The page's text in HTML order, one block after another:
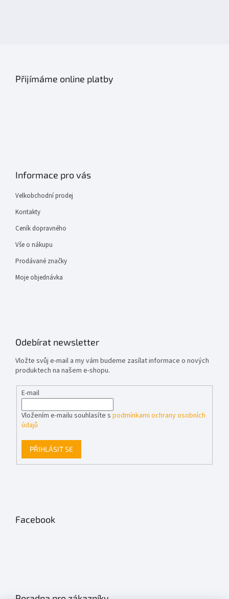
Přijímáme online platby
Informace pro vás
Velkobchodní prodej
Kontakty
Ceník dopravného
Vše o nákupu
Prodávané značky
Moje objednávka
Odebírat newsletter
Vložte svůj e-mail a my vám budeme zasílat informace o nových
produktech na našem e-shopu.
E-mail
Vložením e-mailu souhlasíte s podmínkami ochrany osobních
údajů
PŘIHLÁSIT SE
Facebook